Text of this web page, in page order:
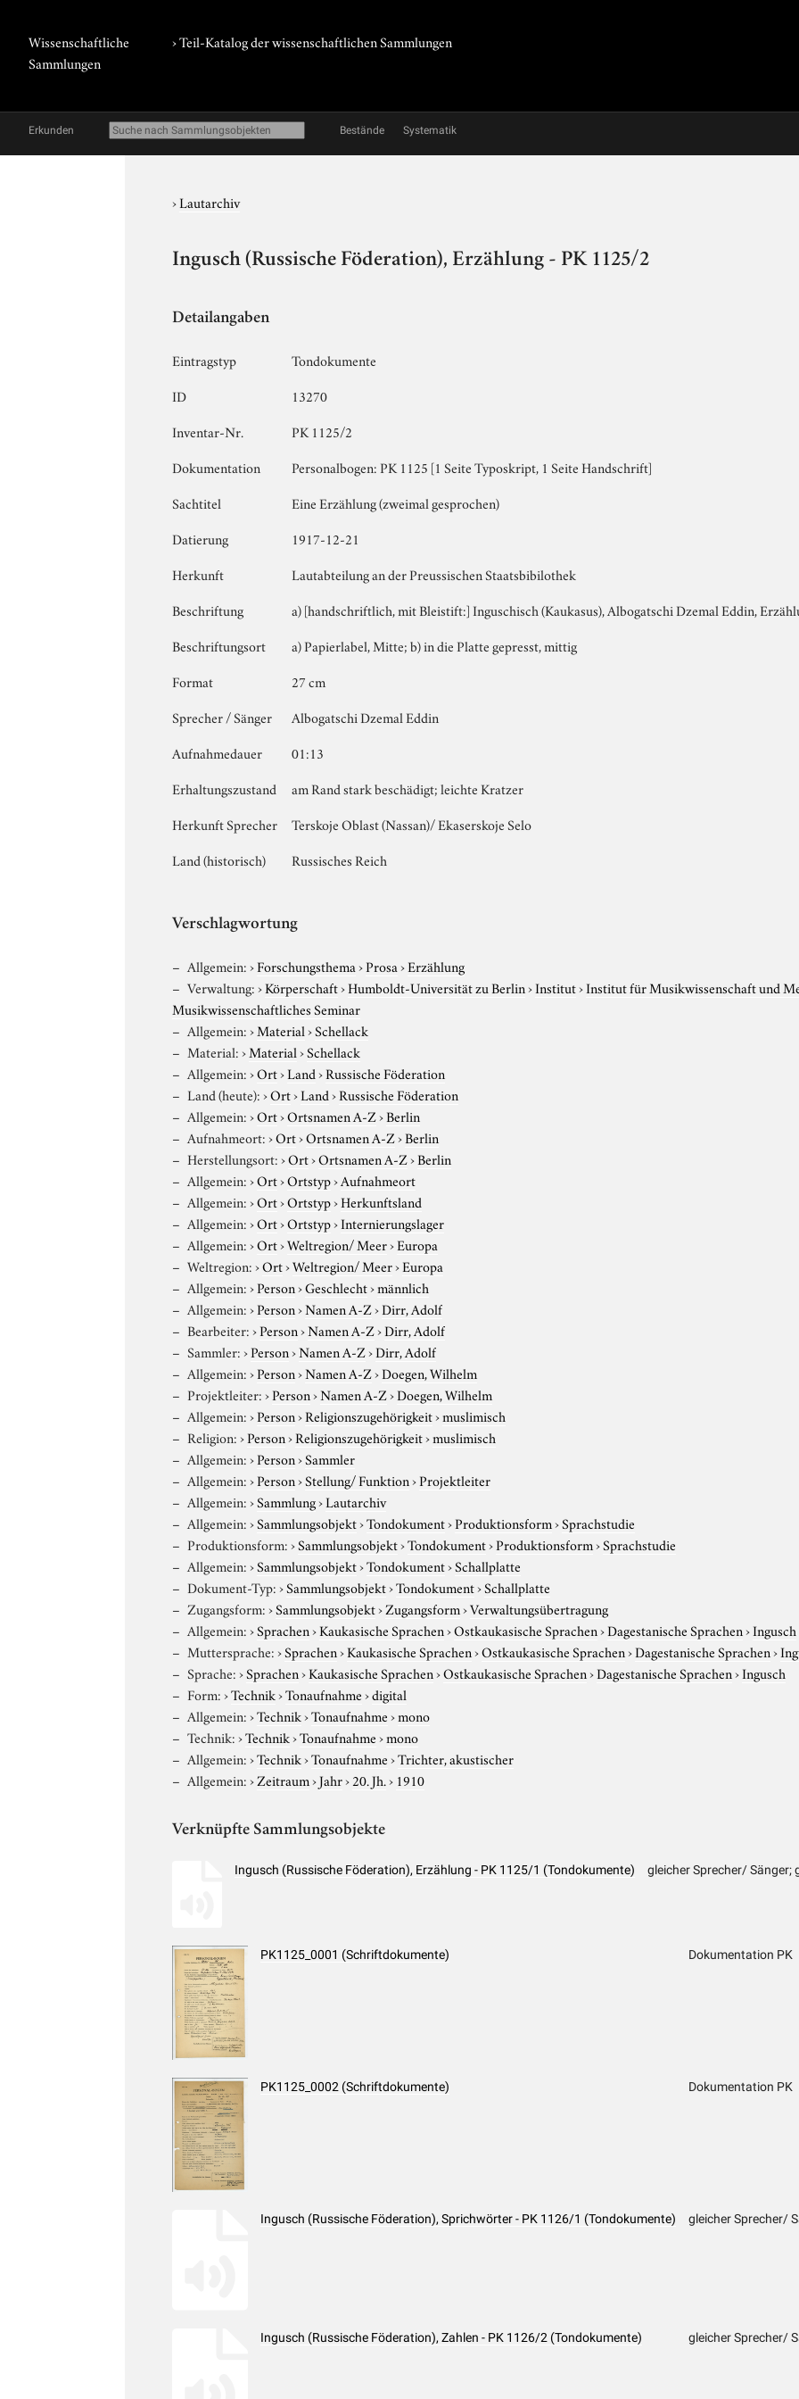
Wissenschaftliche
Sammlungen
› Teil-Katalog der wissenschaftlichen Sammlungen
Erkunden Bestände Systematik
›Lautarchiv
Ingusch (Russische Föderation), Erzählung - PK 1125/2
Detailangaben
Eintragstyp
Tondokumente
ID
13270
Inventar-Nr.
PK 1125/2
Dokumentation
Personalbogen: PK 1125 [1 Seite Typoskript, 1 Seite Handschrift]
Sachtitel
Eine Erzählung (zweimal gesprochen)
Datierung
1917-12-21
Herkunft
Lautabteilung an der Preussischen Staatsbibilothek
Beschriftung
a) [handschriftlich, mit Bleistift:] Inguschisch (Kaukasus), Albogatschi Dzemal Eddin,
Beschriftungsort
a) Papierlabel, Mitte; b) in die Platte gepresst, mittig
Format
27 cm
Sprecher / Sänger
Albogatschi Dzemal Eddin
Aufnahmedauer
01:13
Erhaltungszustand
am Rand stark beschädigt; leichte Kratzer
Herkunft Sprecher
Terskoje Oblast (Nassan)/ Ekaserskoje Selo
Land (historisch)
Russisches Reich
Verschlagwortung
Allgemein:›Forschungsthema›Prosa›Erzählung
Verwaltung:›Körperschaft›Humboldt-Universität zu Berlin›Institut›Institut für Musikwissenschaft und
Musikwissenschaftliches Seminar
Allgemein:›Material›Schellack
Material:›Material›Schellack
Allgemein:›Ort›Land›Russische Föderation
Land (heute):›Ort›Land›Russische Föderation
Allgemein:›Ort›Ortsnamen A-Z›Berlin
Aufnahmeort:›Ort›Ortsnamen A-Z›Berlin
Herstellungsort:›Ort›Ortsnamen A-Z›Berlin
Allgemein:›Ort›Ortstyp›Aufnahmeort
Allgemein:›Ort›Ortstyp›Herkunftsland
Allgemein:›Ort›Ortstyp›Internierungslager
Allgemein:›Ort›Weltregion/ Meer›Europa
Weltregion:›Ort›Weltregion/ Meer›Europa
Allgemein:›Person›Geschlecht›männlich
Allgemein:›Person›Namen A-Z›Dirr, Adolf
Bearbeiter:›Person›Namen A-Z›Dirr, Adolf
Sammler:›Person›Namen A-Z›Dirr, Adolf
Allgemein:›Person›Namen A-Z›Doegen, Wilhelm
Projektleiter:›Person›Namen A-Z›Doegen, Wilhelm
Allgemein:›Person›Religionszugehörigkeit›muslimisch
Religion:›Person›Religionszugehörigkeit›muslimisch
Allgemein:›Person›Sammler
Allgemein:›Person›Stellung/ Funktion›Projektleiter
Allgemein:›Sammlung›Lautarchiv
Allgemein:›Sammlungsobjekt›Tondokument›Produktionsform›Sprachstudie
Produktionsform:›Sammlungsobjekt›Tondokument›Produktionsform›Sprachstudie
Allgemein:›Sammlungsobjekt›Tondokument›Schallplatte
Dokument-Typ:›Sammlungsobjekt›Tondokument›Schallplatte
Zugangsform:›Sammlungsobjekt›Zugangsform›Verwaltungsübertragung
Allgemein:›Sprachen›Kaukasische Sprachen›Ostkaukasische Sprachen›Dagestanische Sprachen›Ingusch
Muttersprache:›Sprachen›Kaukasische Sprachen›Ostkaukasische Sprachen›Dagestanische Sprachen›
Sprache:›Sprachen›Kaukasische Sprachen›Ostkaukasische Sprachen›Dagestanische Sprachen›Ingusch
Form:›Technik›Tonaufnahme›digital
Allgemein:›Technik›Tonaufnahme›mono
Technik:›Technik›Tonaufnahme›mono
Allgemein:›Technik›Tonaufnahme›Trichter, akustischer
Allgemein:›Zeitraum›Jahr›20. Jh.› 1910
Verknüpfte Sammlungsobjekte
Ingusch (Russische Föderation), Erzählung - PK 1125/1 (Tondokumente) gleicher Sprecher/ Sänger;
PK1125_0001 (Schriftdokumente) Dokumentation PK
PK1125_0002 (Schriftdokumente) Dokumentation PK
Ingusch (Russische Föderation), Sprichwörter - PK 1126/1 (Tondokumente) gleicher Sprecher/
Ingusch (Russische Föderation), Zahlen - PK 1126/2 (Tondokumente) gleicher Sprecher/